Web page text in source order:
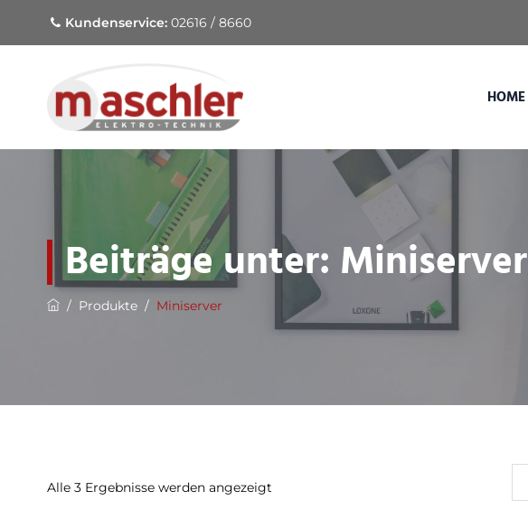
Kundenservice: 02616 / 8660
HOME
Beiträge unter: Miniserver
/ Produkte / Miniserver
Alle 3 Ergebnisse werden angezeigt